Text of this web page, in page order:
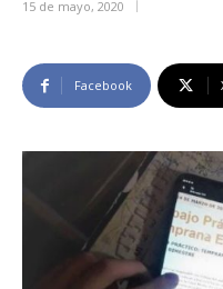
15 de mayo, 2020
Facebook